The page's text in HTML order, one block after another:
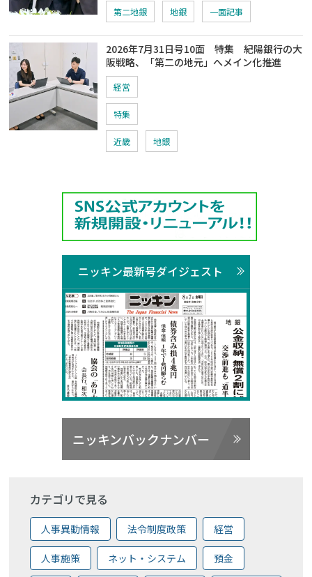
第二地銀 地銀 一面記事
2026年7月31日号10面 特集 紀陽銀行の大
阪戦略、「第二の地元」へメイン化推進
経営
特集
近畿 地銀
ニッキン最新号ダイジェスト
ニッキンバックナンバー
カテゴリで見る
人事異動情報 法令制度政策 経営
人事施策 ネット・システム 預金